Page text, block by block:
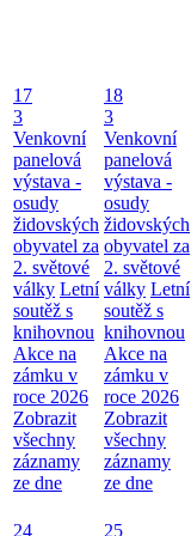
17
3
Venkovní
panelová
výstava -
osudy
židovských
obyvatel za
2. světové
války Letní
soutěž s
knihovnou
Akce na
zámku v
roce 2026
Zobrazit
všechny
záznamy
ze dne
18
3
Venkovní
panelová
výstava -
osudy
židovských
obyvatel za
2. světové
války Letní
soutěž s
knihovnou
Akce na
zámku v
roce 2026
Zobrazit
všechny
záznamy
ze dne
24
25